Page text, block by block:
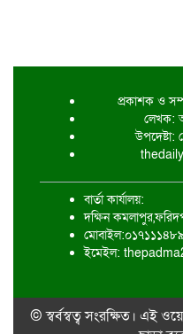
প্রকাশক ও
লেখক:
উপদেষ্টা:
বার্তা কার্যালয়:
দক্ষিন
ইমেইল:
© স্বর্বস্বত্ব সংরক্ষিত। এই